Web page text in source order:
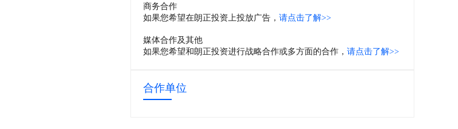
商务合作
如果您希望在朗正投资上投放广告， 请点击了解>>
媒体合作及其他
如果您希望和朗正投资进行战略合作或多方面的合作， 请点击了解>>
合作单位